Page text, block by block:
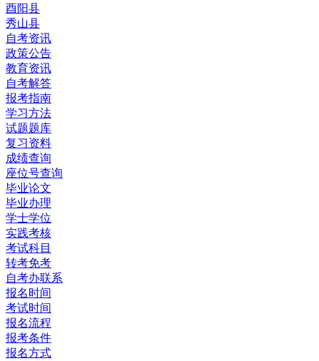
酉阳县
秀山县
自考资讯
政策公告
教育资讯
自考解答
报考指南
学习方法
试题题库
复习资料
成绩查询
座位号查询
毕业论文
毕业办理
学士学位
实践考核
考试科目
转考免考
自考办联系
报名时间
考试时间
报名流程
报考条件
报名方式